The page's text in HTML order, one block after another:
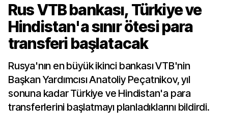
Rus VTB bankası, Türkiye ve
Hindistan'a sınır ötesi para
transferi başlatacak
Rusya'nın en büyük ikinci bankası VTB'nin
Başkan Yardımcısı Anatoliy Peçatnikov, yıl
sonuna kadar Türkiye ve Hindistan'a para
transferlerini başlatmayı planladıklarını bildirdi.